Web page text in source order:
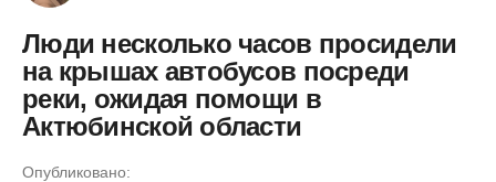
Люди несколько часов просидели
на крышах автобусов посреди
реки, ожидая помощи в
Актюбинской области
Опубликовано: